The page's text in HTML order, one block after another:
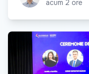
acum 2 ore